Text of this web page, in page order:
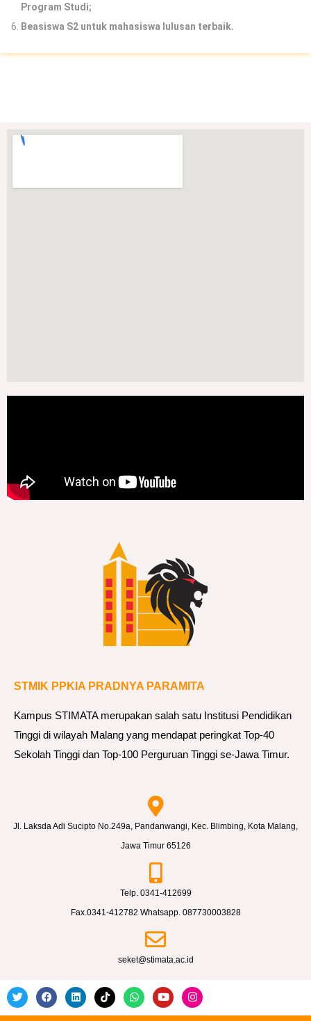
Program Studi;
Beasiswa S2 untuk mahasiswa lulusan terbaik.
STMIK PPKIA PRADNYA PARAMITA
Kampus STIMATA merupakan salah satu Institusi Pendidikan
Tinggi di wilayah Malang yang mendapat peringkat Top-40
Sekolah Tinggi dan Top-100 Perguruan Tinggi se-Jawa Timur.
Jl. Laksda Adi Sucipto No.249a, Pandanwangi, Kec. Blimbing, Kota Malang,
Jawa Timur 65126
Telp. 0341-412699
Fax.0341-412782 Whatsapp. 087730003828
seket@stimata.ac.id